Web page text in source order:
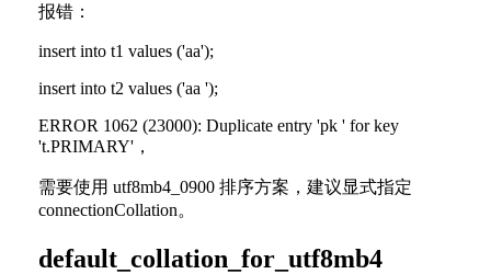
报错：
insert into t1 values ('aa');
insert into t2 values ('aa ');
ERROR 1062 (23000): Duplicate entry 'pk ' for key
't.PRIMARY'，
需要使用 utf8mb4_0900 排序方案，建议显式指定
connectionCollation。
default_collation_for_utf8mb4